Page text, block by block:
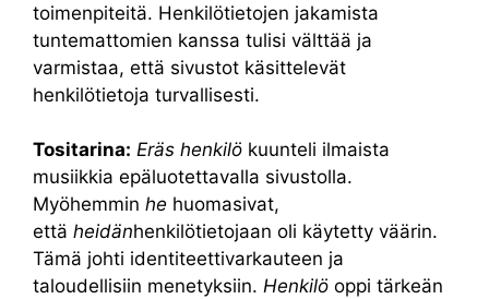
toimenpiteitä. Henkilötietojen jakamista
tuntemattomien kanssa tulisi välttää ja
varmistaa, että sivustot käsittelevät
henkilötietoja turvallisesti.
Tositarina: Eräs henkilö kuunteli ilmaista
musiikkia epäluotettavalla sivustolla.
Myöhemmin he huomasivat,
että heidänhenkilötietojaan oli käytetty väärin.
Tämä johti identiteettivarkauteen ja
taloudellisiin menetyksiin. Henkilö oppi tärkeän